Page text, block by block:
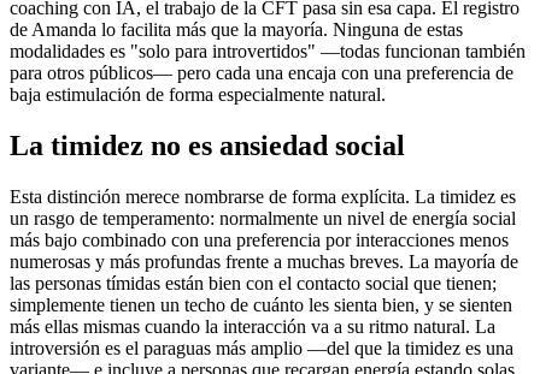
coaching con IA, el trabajo de la CFT pasa sin esa capa. El registro
de Amanda lo facilita más que la mayoría. Ninguna de estas
modalidades es "solo para introvertidos" —todas funcionan también
para otros públicos— pero cada una encaja con una preferencia de
baja estimulación de forma especialmente natural.
La timidez no es ansiedad social
Esta distinción merece nombrarse de forma explícita. La timidez es
un rasgo de temperamento: normalmente un nivel de energía social
más bajo combinado con una preferencia por interacciones menos
numerosas y más profundas frente a muchas breves. La mayoría de
las personas tímidas están bien con el contacto social que tienen;
simplemente tienen un techo de cuánto les sienta bien, y se sienten
más ellas mismas cuando la interacción va a su ritmo natural. La
introversión es el paraguas más amplio —del que la timidez es una